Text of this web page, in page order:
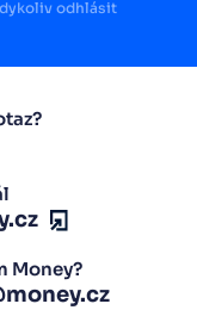
odhlásit
Money?